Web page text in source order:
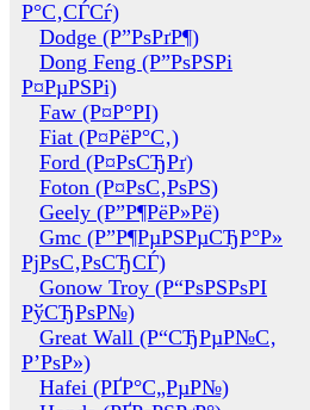
Р°С‚СЃСѓ)
Dodge (Р”РѕРґР¶)
Dong Feng (Р”РѕРЅРі
Р¤РµРЅРі)
Faw (Р¤Р°РІ)
Fiat (Р¤РёР°С‚)
Ford (Р¤РѕСЂРґ)
Foton (Р¤РѕС‚РѕРЅ)
Geely (Р”Р¶РёР»Рё)
Gmc (Р”Р¶РµРЅРµСЂР°Р»
РјРѕС‚РѕСЂСЃ)
Gonow Troy (Р“РѕРЅРѕРІ
РўСЂРѕР№)
Great Wall (Р“СЂРµР№С‚
Р’РѕР»)
Hafei (РҐР°С„РµР№)